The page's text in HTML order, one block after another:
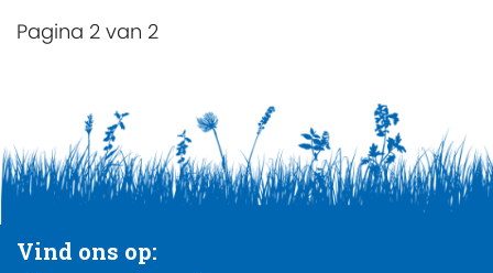
Pagina 2 van 2
Vind ons op: